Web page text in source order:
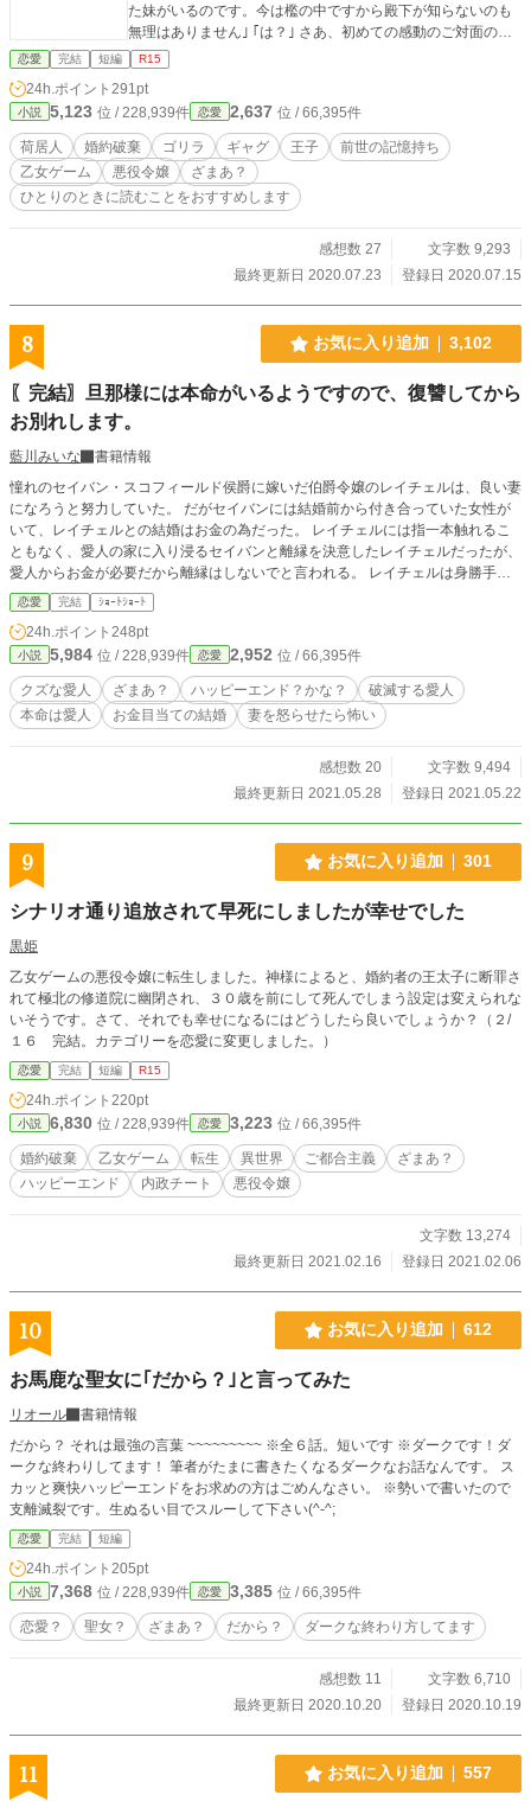
た妹がいるのです。今は檻の中ですから殿下が知らないのも
無理はありません｣ ｢は？｣ さあ、初めての感動のご対面の日
です。婚約破棄するなら勝手にどうぞ？妹は今日のために頑
張ってきましたからね、気持ちが変わるかもしれませんし。
荷居人の婚約破棄シリーズ第八弾！今回もギャグ寄りです。
個性な作品を目指して今回も完結向けて頑張ります！ 第七弾
まで完結済み(番外編は生涯連載中)！荷居人タグで検索！どれ
も繋がりのない短編集となります。 表紙に特に意味はありま
せん。お疲れの方、猫で癒されてねというだけです。
恋愛 完結 短編 R15
24h.ポイント 291pt
小説 5,123 位 / 228,939件 恋愛 2,637 位 / 66,395件
荷居人 婚約破棄 ゴリラ ギャグ 王子
前世の記憶持ち
乙女ゲーム
悪役令嬢
ざまあ？
ひとりのときに読むことをおすすめします
感想数 27
文字数 9,293
最終更新日 2020.07.23
登録日 2020.07.15
8 お気に入り追加 3,102
〖完結〗旦那様には本命がいるようですので、復讐してから
お別れします。
藍川みいな
書籍情報
憧れのセイバン・スコフィールド侯爵に嫁いだ伯爵令嬢のレイチェルは、良い妻
になろうと努力していた。 だがセイバンには結婚前から付き合っていた女性が
いて、レイチェルとの結婚はお金の為だった。 レイチェルには指一本触れるこ
ともなく、愛人の家に入り浸るセイバンと離縁を決意したレイチェルだったが、
愛人からお金が必要だから離縁はしないでと言われる。 レイチェルは身勝手な
愛人とセイバンに、反撃を開始するのだった。 設定はゆるゆるです。 本編10話
で完結になります。
恋愛 完結 ｼｮｰﾄｼｮｰﾄ
24h.ポイント 248pt
小説 5,984 位 / 228,939件 恋愛 2,952 位 / 66,395件
クズな愛人 ざまあ？ ハッピーエンド？かな？
破滅する愛人
本命は愛人
お金目当ての結婚 妻を怒らせたら怖い
感想数 20
文字数 9,494
最終更新日 2021.05.28
登録日 2021.05.22
9 お気に入り追加 301
シナリオ通り追放されて早死にしましたが幸せでした
黒姫
乙女ゲームの悪役令嬢に転生しました。神様によると、婚約者の王太子に断罪さ
れて極北の修道院に幽閉され、３０歳を前にして死んでしまう設定は変えられな
いそうです。さて、それでも幸せになるにはどうしたら良いでしょうか？（２/
１６ 完結。カテゴリーを恋愛に変更しました。）
恋愛 完結 短編 R15
24h.ポイント 220pt
小説 6,830 位 / 228,939件 恋愛 3,223 位 / 66,395件
婚約破棄 乙女ゲーム 転生 異世界 ご都合主義
ざまあ？
ハッピーエンド
内政チート 悪役令嬢
文字数 13,274
最終更新日 2021.02.16
登録日 2021.02.06
10 お気に入り追加 612
お馬鹿な聖女に｢だから？｣と言ってみた
リオール
書籍情報
だから？ それは最強の言葉 ~~~~~~~~~ ※全６話。短いです ※ダークです！ダ
ークな終わりしてます！ 筆者がたまに書きたくなるダークなお話なんです。 ス
カッと爽快ハッピーエンドをお求めの方はごめんなさい。 ※勢いで書いたので
支離滅裂です。生ぬるい目でスルーして下さい(^-^;
恋愛 完結 短編
24h.ポイント 205pt
小説 7,368 位 / 228,939件 恋愛 3,385 位 / 66,395件
恋愛？ 聖女？ ざまあ？ だから？ ダークな終わり方してます
感想数 11
文字数 6,710
最終更新日 2020.10.20
登録日 2020.10.19
11 お気に入り追加 557